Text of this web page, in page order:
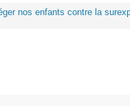
nos enfants contre la